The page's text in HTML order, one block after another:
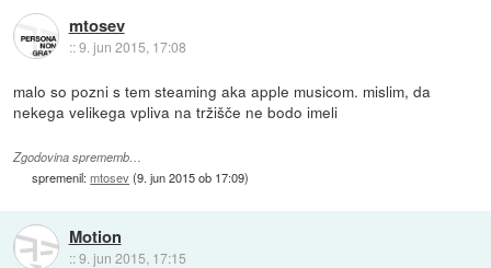
mtosev
::9. jun 2015, 17:08
malo so pozni s tem steaming aka apple musicom. mislim, da
nekega velikega vpliva na tržišče ne bodo imeli
Zgodovina sprememb…
spremenil:mtosev(9. jun 2015 ob 17:09)
Motion
::9. jun 2015, 17:15